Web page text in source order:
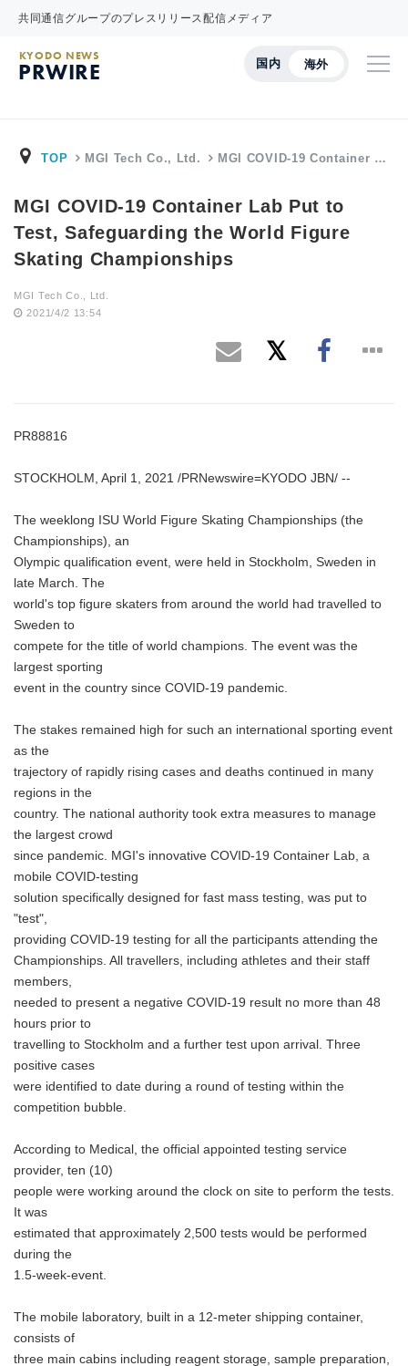
共同通信グループのプレスリリース配信メディア
国内 海外
KYODO NEWS
PRWIRE
TOP MGI Tech Co., Ltd. MGI COVID-19 Container …
MGI COVID-19 Container Lab Put to
Test, Safeguarding the World Figure
Skating Championships
MGI Tech Co., Ltd.
2021/4/2 13:54
PR88816
STOCKHOLM, April 1, 2021 /PRNewswire=KYODO JBN/ --
The weeklong ISU World Figure Skating Championships (the
Championships), an
Olympic qualification event, were held in Stockholm, Sweden in
late March. The
world's top figure skaters from around the world had travelled to
Sweden to
compete for the title of world champions. The event was the
largest sporting
event in the country since COVID-19 pandemic.
The stakes remained high for such an international sporting event
as the
trajectory of rapidly rising cases and deaths continued in many
regions in the
country. The national authority took extra measures to manage
the largest crowd
since pandemic. MGI's innovative COVID-19 Container Lab, a
mobile COVID-testing
solution specifically designed for fast mass testing, was put to
"test",
providing COVID-19 testing for all the participants attending the
Championships. All travellers, including athletes and their staff
members,
needed to present a negative COVID-19 result no more than 48
hours prior to
travelling to Stockholm and a further test upon arrival. Three
positive cases
were identified to date during a round of testing within the
competition bubble.
According to Medical, the official appointed testing service
provider, ten (10)
people were working around the clock on site to perform the tests.
It was
estimated that approximately 2,500 tests would be performed
during the
1.5-week-event.
The mobile laboratory, built in a 12-meter shipping container,
consists of
three main cabins including reagent storage, sample preparation,